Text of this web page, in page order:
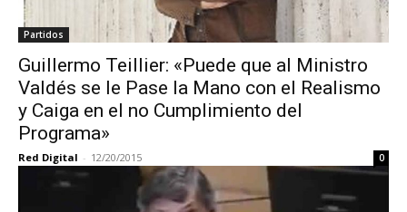
Partidos
Guillermo Teillier: «Puede que al Ministro
Valdés se le Pase la Mano con el Realismo
y Caiga en el no Cumplimiento del
Programa»
Red Digital - 12/20/2015 0